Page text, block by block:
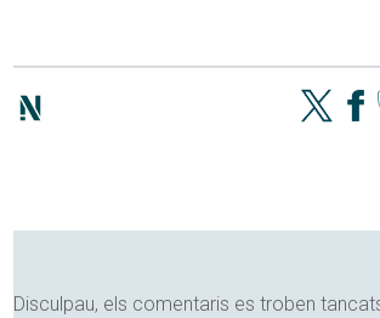
Disculpau, els comentaris es troben